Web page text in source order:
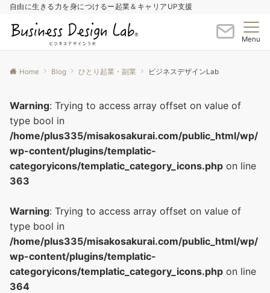
自由に生きる力を身につけるー起業＆キャリアUP支援
Menu
Home Blog ひとり起業・副業 ビジネスデザインLab
Warning: Trying to access array offset on value of
type bool in
/home/plus335/misakosakurai.com/public_html/wp/
wp-content/plugins/templatic-
categoryicons/templatic_category_icons.php on line
363
Warning: Trying to access array offset on value of
type bool in
/home/plus335/misakosakurai.com/public_html/wp/
wp-content/plugins/templatic-
categoryicons/templatic_category_icons.php on line
364